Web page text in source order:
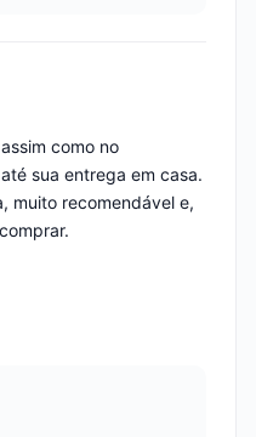
como no
sua entrega em casa.
muito recomendável e,